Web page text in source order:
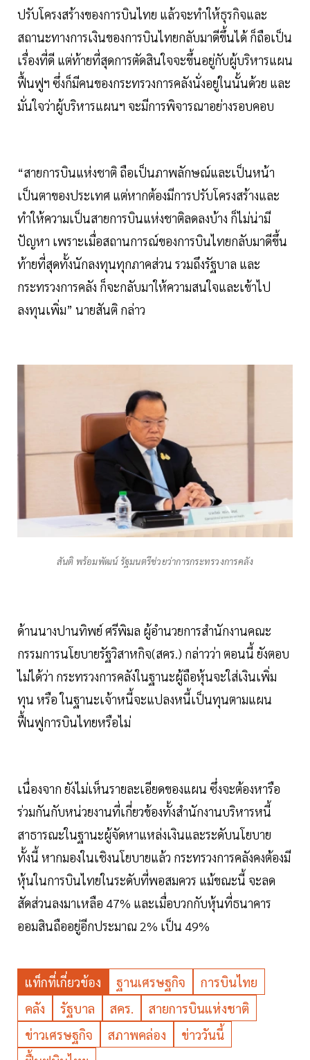
ปรับโครงสร้างของการบินไทย แล้วจะทำให้ธุรกิจและ
สถานะทางการเงินของการบินไทยกลับมาดีขึ้นได้ ก็ถือเป็น
เรื่องที่ดี แต่ท้ายที่สุดการตัดสินใจจะขึ้นอยู่กับผู้บริหารแผน
ฟื้นฟูฯ ซึ่งก็มีคนของกระทรวงการคลังนั่งอยู่ในนั้นด้วย และ
มั่นใจว่าผู้บริหารแผนฯ จะมีการพิจารณาอย่างรอบคอบ
“สายการบินแห่งชาติ ถือเป็นภาพลักษณ์และเป็นหน้า
เป็นตาของประเทศ แต่หากต้องมีการปรับโครงสร้างและ
ทำให้ความเป็นสายการบินแห่งชาติลดลงบ้าง ก็ไม่น่ามี
ปัญหา เพราะเมื่อสถานการณ์ของการบินไทยกลับมาดีขึ้น
ท้ายที่สุดทั้งนักลงทุนทุกภาคส่วน รวมถึงรัฐบาล และ
กระทรวงการคลัง ก็จะกลับมาให้ความสนใจและเข้าไป
ลงทุนเพิ่ม” นายสันติ กล่าว
สันติ พร้อมพัฒน์ รัฐมนตรีช่วยว่าการกระทรวงการคลัง
ด้านนางปานทิพย์ ศรีพิมล ผู้อำนวยการสำนักงานคณะ
กรรมการนโยบายรัฐวิสาหกิจ(สคร.) กล่าวว่า ตอนนี้ ยังตอบ
ไม่ได้ว่า กระทรวงการคลังในฐานะผู้ถือหุ้นจะใส่เงินเพิ่ม
ทุน หรือ ในฐานะเจ้าหนี้จะแปลงหนี้เป็นทุนตามแผน
ฟื้นฟูการบินไทยหรือไม่
เนื่องจาก ยังไม่เห็นรายละเอียดของแผน ซึ่งจะต้องหารือ
ร่วมกันกับหน่วยงานที่เกี่ยวข้องทั้งสำนักงานบริหารหนี้
สาธารณะในฐานะผู้จัดหาแหล่งเงินและระดับนโยบาย
ทั้งนี้ หากมองในเชิงนโยบายแล้ว กระทรวงการคลังคงต้องมี
หุ้นในการบินไทยในระดับที่พอสมควร แม้ขณะนี้ จะลด
สัดส่วนลงมาเหลือ 47% และเมื่อบวกกับหุ้นที่ธนาคาร
ออมสินถืออยู่อีกประมาณ 2% เป็น 49%
แท็กที่เกี่ยวข้อง ฐานเศรษฐกิจ
การบินไทย
คลัง
รัฐบาล สคร.
สายการบินแห่งชาติ
ข่าวเศรษฐกิจ
สภาพคล่อง
ข่าววันนี้